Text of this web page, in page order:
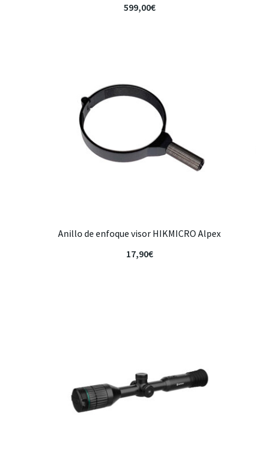
599,00€
Anillo de enfoque visor HIKMICRO Alpex
17,90€